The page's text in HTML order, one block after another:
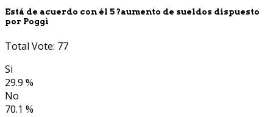
Está de acuerdo con él 5 ?aumento de sueldos dispuesto
por Poggi
Total Vote: 77
Si
29.9 %
No
70.1 %